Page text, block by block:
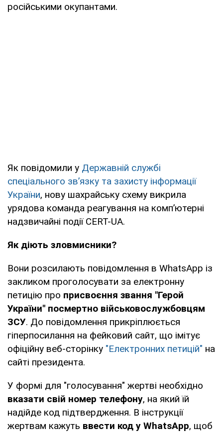
російськими окупантами.
Як повідомили у Державній службі
спеціального зв’язку та захисту інформації
України, нову шахрайську схему викрила
урядова команда реагування на комп’ютерні
надзвичайні події CERT-UA.
Як діють зловмисники?
Вони розсилають повідомлення в WhatsApp із
закликом проголосувати за електронну
петицію про присвоєння звання "Герой
України" посмертно військовослужбовцям
ЗСУ. До повідомлення прикріплюється
гіперпосилання на фейковий сайт, що імітує
офіційну веб-сторінку "Електронних петицій" на
сайті президента.
У формі для "голосування" жертві необхідно
вказати свій номер телефону, на який їй
надійде код підтвердження. В інструкції
жертвам кажуть ввести код у WhatsApp, щоб